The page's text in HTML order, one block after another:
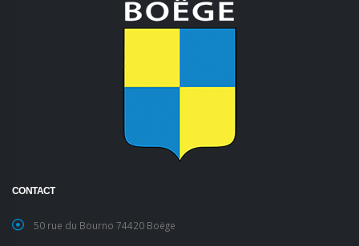
CONTACT
50 rue du Bourno 74420 Boëge